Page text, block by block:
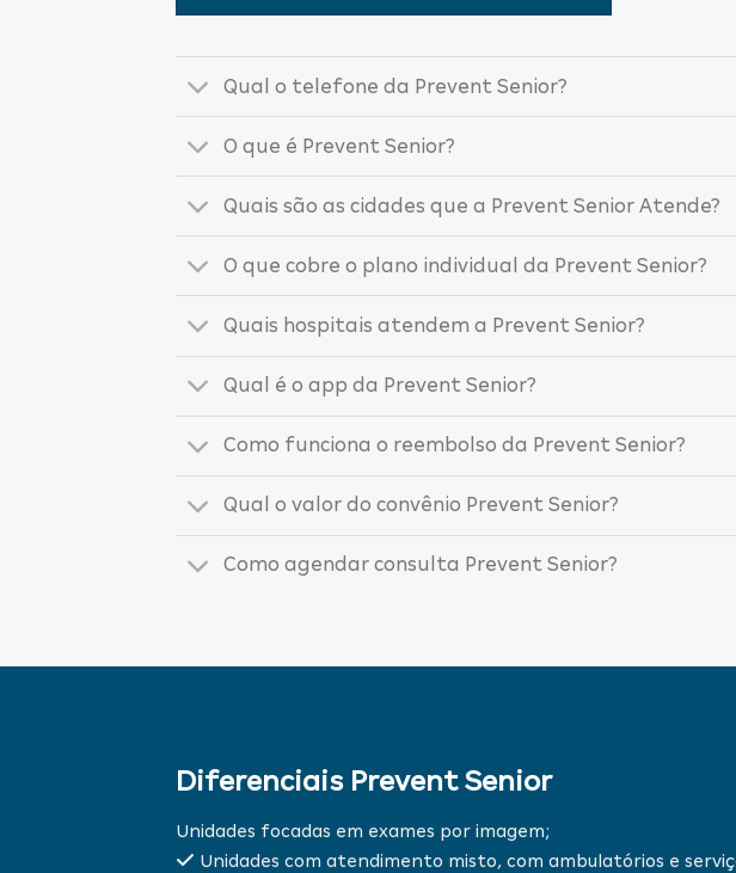
Qual o telefone da Prevent Senior?
O que é Prevent Senior?
Quais são as cidades que a Prevent Senior Atende?
O que cobre o plano individual da Prevent Senior?
Quais hospitais atendem a Prevent Senior?
Qual é o app da Prevent Senior?
Como funciona o reembolso da Prevent Senior?
Qual o valor do convênio Prevent Senior?
Como agendar consulta Prevent Senior?
Diferenciais Prevent Senior
Unidades focadas em exames por imagem;
Unidades com atendimento misto, com ambulatórios e